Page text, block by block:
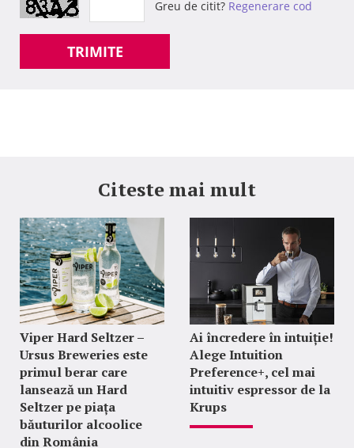
Greu de citit? Regenerare cod
TRIMITE
Citeste mai mult
Viper Hard Seltzer –
Ursus Breweries este
primul berar care
lansează un Hard
Seltzer pe piața
băuturilor alcoolice
din România
Ai încredere în intuiție!
Alege Intuition
Preference+, cel mai
intuitiv espressor de la
Krups